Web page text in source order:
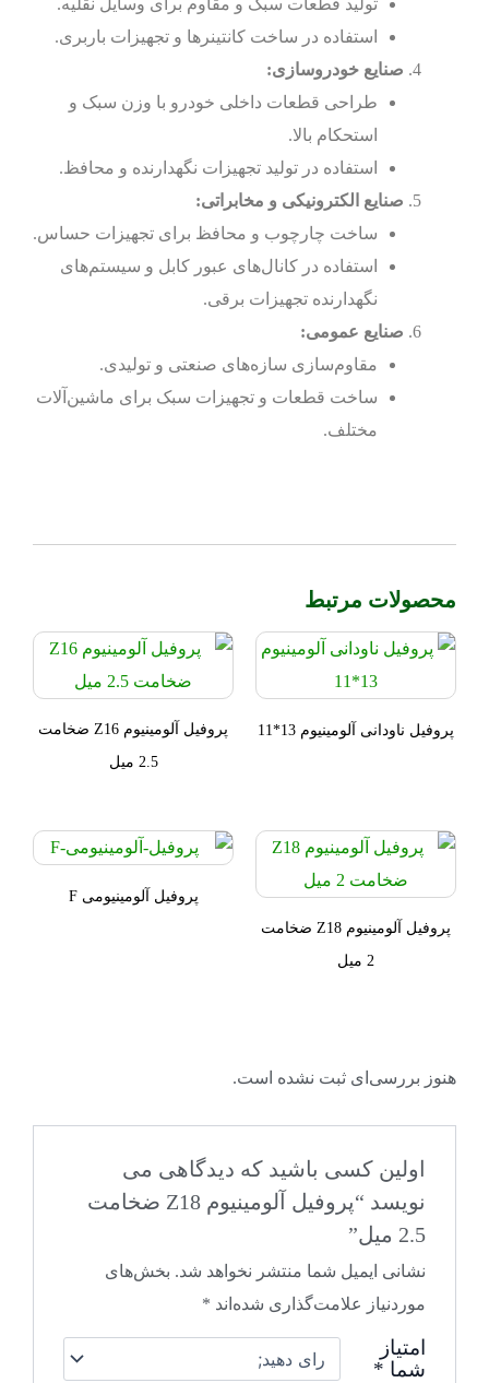
تولید قطعات سبک و مقاوم برای وسایل نقلیه.
استفاده در ساخت کانتینرها و تجهیزات باربری.
صنایع خودروسازی:
طراحی قطعات داخلی خودرو با وزن سبک و
استحکام بالا.
استفاده در تولید تجهیزات نگهدارنده و محافظ.
صنایع الکترونیکی و مخابراتی:
ساخت چارچوب و محافظ برای تجهیزات حساس.
استفاده در کانال‌های عبور کابل و سیستم‌های
نگهدارنده تجهیزات برقی.
صنایع عمومی:
مقاوم‌سازی سازه‌های صنعتی و تولیدی.
ساخت قطعات و تجهیزات سبک برای ماشین‌آلات
مختلف.
محصولات مرتبط
پروفیل ناودانی آلومینیوم 13*11
پروفیل آلومینیوم Z16 ضخامت
2.5 میل
پروفیل آلومینیوم Z18 ضخامت
2 میل
پروفیل آلومینیومی F
هنوز بررسی‌ای ثبت نشده است.
اولین کسی باشید که دیدگاهی می
نویسد “پروفیل آلومینیوم Z18 ضخامت
2.5 میل”
نشانی ایمیل شما منتشر نخواهد شد. بخش‌های
موردنیاز علامت‌گذاری شده‌اند *
امتیاز
شما *